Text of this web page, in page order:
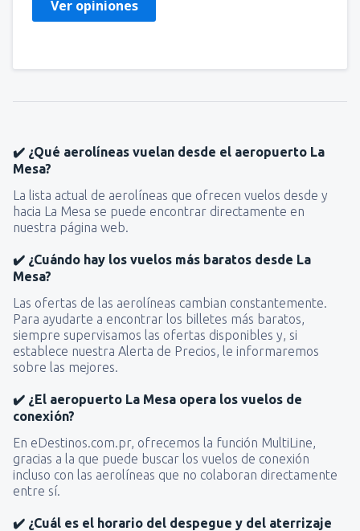
Ver opiniones
✔️ ¿Qué aerolíneas vuelan desde el aeropuerto La
Mesa?
La lista actual de aerolíneas que ofrecen vuelos desde y
hacia La Mesa se puede encontrar directamente en
nuestra página web.
✔️ ¿Cuándo hay los vuelos más baratos desde La
Mesa?
Las ofertas de las aerolíneas cambian constantemente.
Para ayudarte a encontrar los billetes más baratos,
siempre supervisamos las ofertas disponibles y, si
establece nuestra Alerta de Precios, le informaremos
sobre las mejores.
✔️ ¿El aeropuerto La Mesa opera los vuelos de
conexión?
En eDestinos.com.pr, ofrecemos la función MultiLine,
gracias a la que puede buscar los vuelos de conexión
incluso con las aerolíneas que no colaboran directamente
entre sí.
✔️ ¿Cuál es el horario del despegue y del aterrizaje